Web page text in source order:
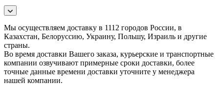
Мы осуществляем доставку в 1112 городов России, в
Казахстан, Белоруссию, Украину, Польшу, Израиль и другие
страны.
Во время доставки Вашего заказа, курьерские и транспортные
компании озвучивают примерные сроки доставки, более
точные данные времени доставки уточните у менеджера
нашей компании.